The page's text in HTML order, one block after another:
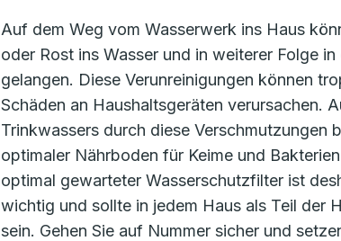
Auf dem Weg vom Wasserwerk ins Haus
oder Rost ins Wasser und in weiterer Folge
gelangen. Diese Verunreinigungen können
Schäden an Haushaltsgeräten verursachen.
Trinkwassers durch diese Verschmutzungen
optimaler Nährboden für Keime und
optimal gewarteter Wasserschutzfilter ist
wichtig und sollte in jedem Haus als Teil der
sein. Gehen Sie auf Nummer sicher und